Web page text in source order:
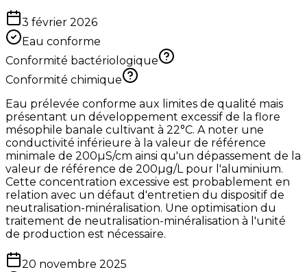
3 février 2026
Eau conforme
Conformité bactériologique
Conformité chimique
Eau prélevée conforme aux limites de qualité mais
présentant un développement excessif de la flore
mésophile banale cultivant à 22°C. A noter une
conductivité inférieure à la valeur de référence
minimale de 200µS/cm ainsi qu'un dépassement de la
valeur de référence de 200µg/L pour l'aluminium.
Cette concentration excessive est probablement en
relation avec un défaut d'entretien du dispositif de
neutralisation-minéralisation. Une optimisation du
traitement de neutralisation-minéralisation à l'unité
de production est nécessaire.
20 novembre 2025